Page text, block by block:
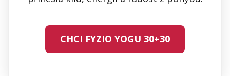
CHCI FYZIO YOGU 30+30